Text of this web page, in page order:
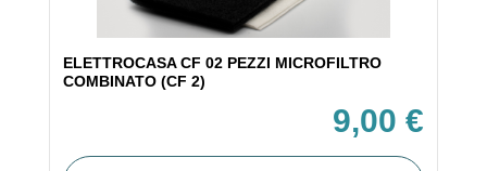
ELETTROCASA CF 02 PEZZI MICROFILTRO
COMBINATO (CF 2)
9,00 €